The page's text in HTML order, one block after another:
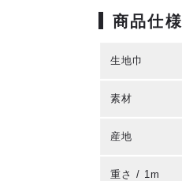
商品仕様
生地巾
素材
産地
重さ / 1m